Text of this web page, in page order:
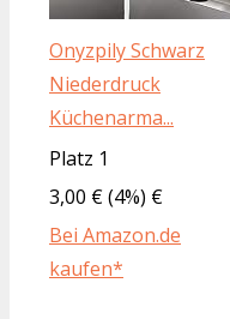
Onyzpily Schwarz
Niederdruck
Küchenarma...
Platz 1
3,00 € (4%) €
Bei Amazon.de
kaufen*